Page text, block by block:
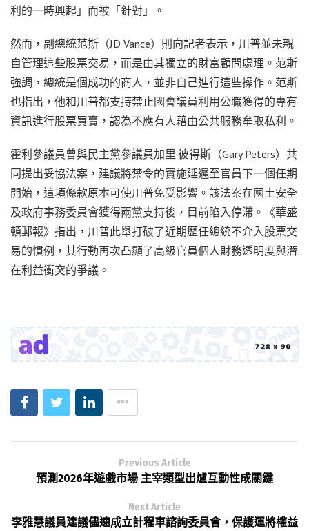
利的一時興起」而被「針對」。
然而，副總統范斯（JD Vance）則向記者表示，川普並未親
自管理這些股票交易，而是由其獨立的財富顧問處理。范斯
強調，總統是個成功的商人，並非自己進行這些操作。范斯
也指出，他和川普都支持禁止國會議員利用公職獲得的專有
資訊進行股票買賣，認為不應有人藉由公共服務牟取私利。
霍利參議員曾與民主黨參議員加里·彼得斯（Gary Peters）共
同提出妥協法案，建議將禁令的實施延遲至官員下一個任期
開始，這項條款原本可使川普免受影響。該法案在國土安全
及政府事務委員會獲得兩黨支持後，目前陷入停滯。《華盛
頓郵報》指出，川普此舉打破了近期歷任總統不介入股票交
易的慣例，其行動再次凸顯了高級官員個人財務透明度與潛
在利益衝突的爭議。
Previous Article
預測2026年遊戲市場 主宰類型出爐互動性成關鍵
Next Article
李雅慧議員建議儘速成立計程車諮詢委員會，保護運將權益